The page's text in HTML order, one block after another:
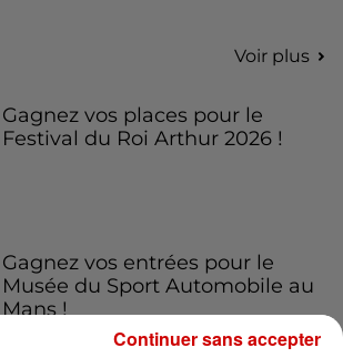
Voir plus
Gagnez vos places pour le
Festival du Roi Arthur 2026 !
Gagnez vos entrées pour le
Musée du Sport Automobile au
Mans !
Continuer sans accepter